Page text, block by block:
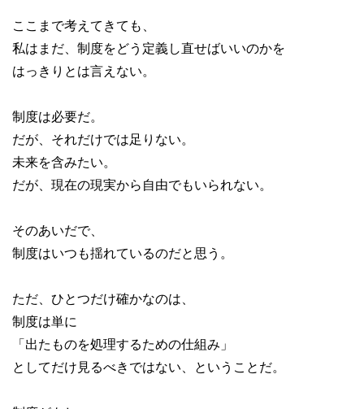
ここまで考えてきても、
私はまだ、制度をどう定義し直せばいいのかを
はっきりとは言えない。
制度は必要だ。
だが、それだけでは足りない。
未来を含みたい。
だが、現在の現実から自由でもいられない。
そのあいだで、
制度はいつも揺れているのだと思う。
ただ、ひとつだけ確かなのは、
制度は単に
「出たものを処理するための仕組み」
としてだけ見るべきではない、ということだ。